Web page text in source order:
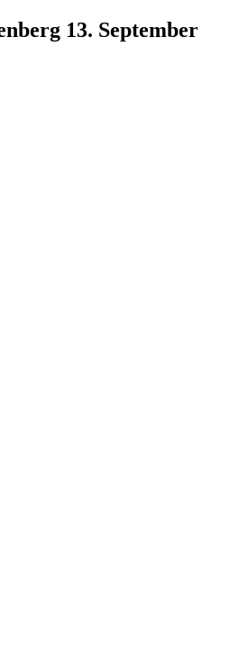
13. September